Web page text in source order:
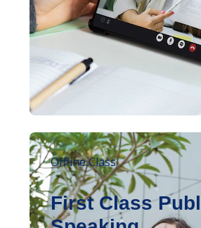
Offline Class
First Class